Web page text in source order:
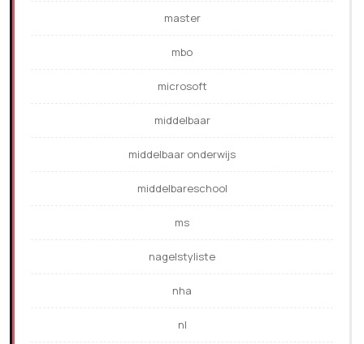
master
mbo
microsoft
middelbaar
middelbaar onderwijs
middelbareschool
ms
nagelstyliste
nha
nl